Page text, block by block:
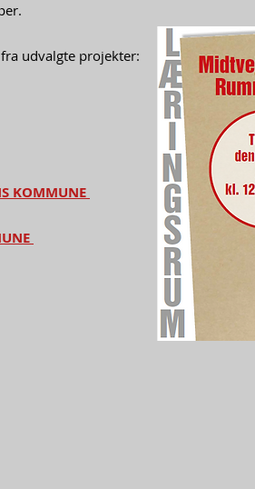
udvalgte projekter:
KOMMUNE